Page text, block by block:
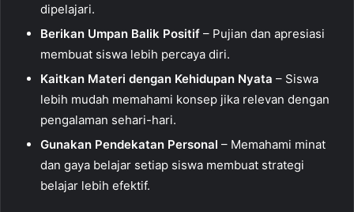
dipelajari.
Berikan Umpan Balik Positif – Pujian dan apresiasi
membuat siswa lebih percaya diri.
Kaitkan Materi dengan Kehidupan Nyata – Siswa
lebih mudah memahami konsep jika relevan dengan
pengalaman sehari-hari.
Gunakan Pendekatan Personal – Memahami minat
dan gaya belajar setiap siswa membuat strategi
belajar lebih efektif.